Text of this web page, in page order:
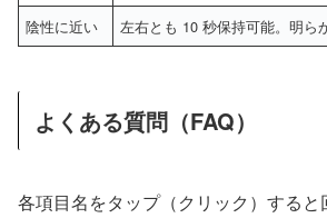
陰性に近い 左右とも 10 秒保持可能。明ら
よくある質問（FAQ）
各項目名をタップ（クリック）すると